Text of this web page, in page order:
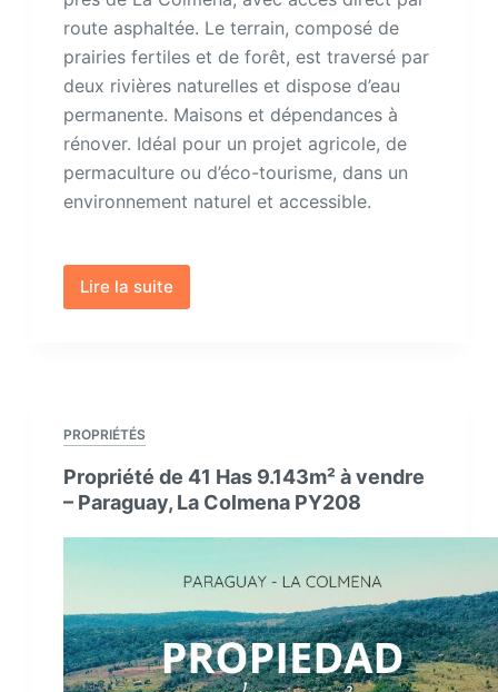
route asphaltée. Le terrain, composé de
prairies fertiles et de forêt, est traversé par
deux rivières naturelles et dispose d’eau
permanente. Maisons et dépendances à
rénover. Idéal pour un projet agricole, de
permaculture ou d’éco-tourisme, dans un
environnement naturel et accessible.
Lire la suite
Propriété
à
La
Colmena
–
PROPRIÉTÉS
Propriété de 41 Has 9.143m² à vendre
– Paraguay, La Colmena PY208